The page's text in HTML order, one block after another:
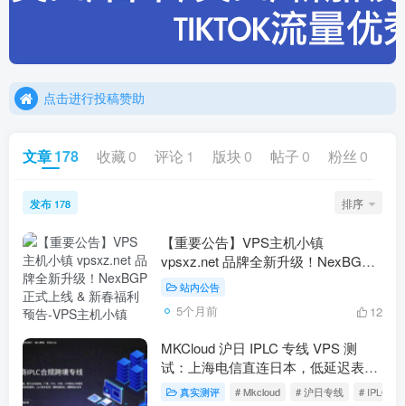
点击加入官方TG频道/聊天群
点击进行投稿赞助
文章178 收藏 0 评论 1 版块 0 帖子 0 粉丝 0
发布 178 排序
【重要公告】VPS主机小镇
vpsxz.net 品牌全新升级！NexBGP
正式上线 & 新春福利预告
站内公告
5个月前 12
MKCloud 沪日 IPLC 专线 VPS 测
试：上海电信直连日本，低延迟表现
如何？
真实测评 # Mkcloud # 沪日专线 # IPLC专